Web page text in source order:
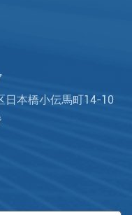
日本橋小伝馬町14-10